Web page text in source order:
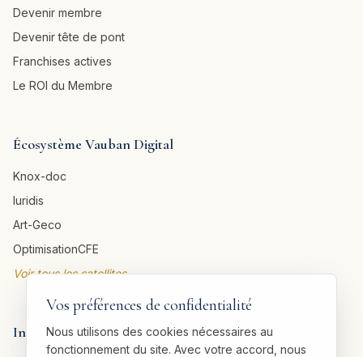
Devenir membre
Devenir tête de pont
Franchises actives
Le ROI du Membre
Écosystème Vauban Digital
Knox-doc
Iuridis
Art-Geco
OptimisationCFE
Voir tous les satellites →
Informations légales
Vos préférences de confidentialité
Nous utilisons des cookies nécessaires au
fonctionnement du site. Avec votre accord, nous